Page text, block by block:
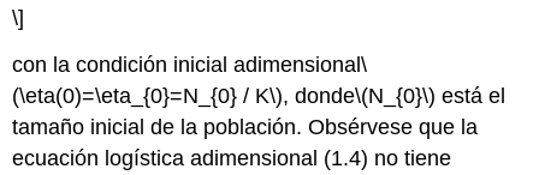
\]
con la condición inicial adimensional\
(\eta(0)=\eta_{0}=N_{0} / K\), donde\(N_{0}\) está el
tamaño inicial de la población. Obsérvese que la
ecuación logística adimensional (1.4) no tiene